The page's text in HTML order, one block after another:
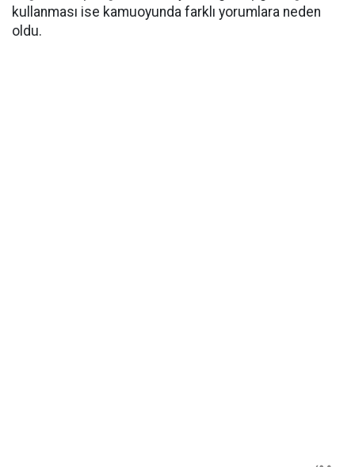
kullanması ise kamuoyunda farklı yorumlara neden
oldu.